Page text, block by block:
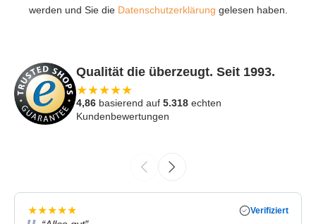
werden und Sie dieDatenschutzerklärung gelesen haben.
Qualität die überzeugt. Seit 1993.
★★★★★
4,86 basierend auf 5.318 echten
Kundenbewertungen
★★★★★ Verifiziert